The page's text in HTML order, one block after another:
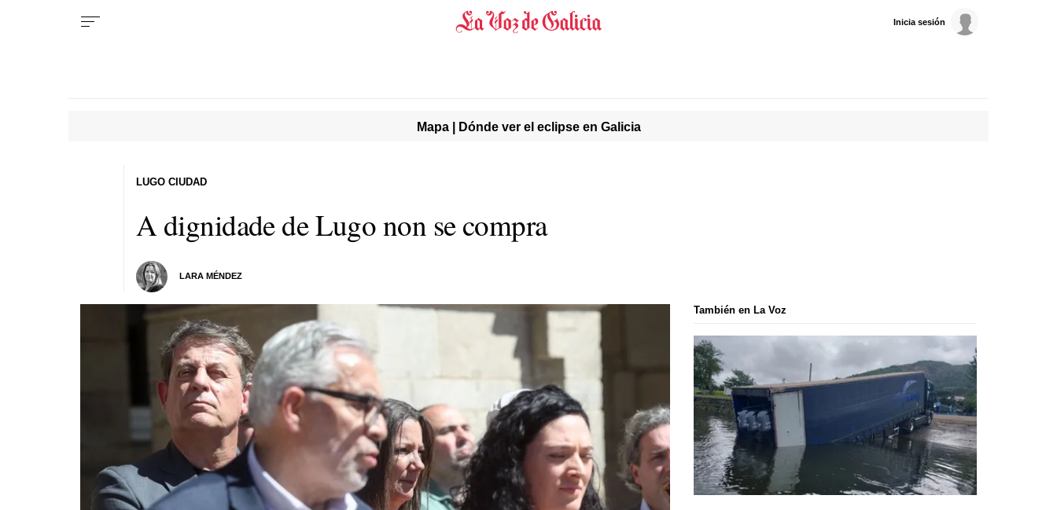
Inicia sesión
Mapa | Dónde ver el eclipse en Galicia
A dignidade de Lugo non se compra
LARA MÉNDEZ
LUGO CIUDAD
También en La Voz